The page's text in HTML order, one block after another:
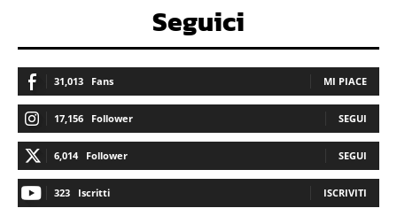
Seguici
31,013 Fans MI PIACE
17,156 Follower SEGUI
6,014 Follower SEGUI
323 Iscritti ISCRIVITI